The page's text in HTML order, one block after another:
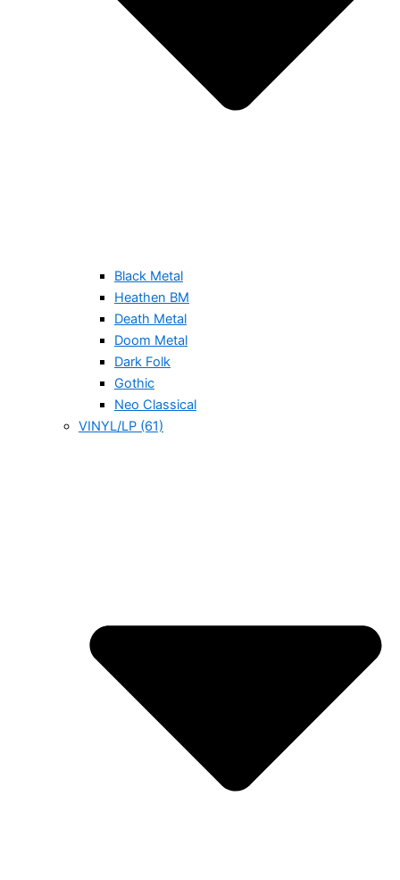
Black Metal
Heathen BM
Death Metal
Doom Metal
Dark Folk
Gothic
Neo Classical
VINYL/LP (61)